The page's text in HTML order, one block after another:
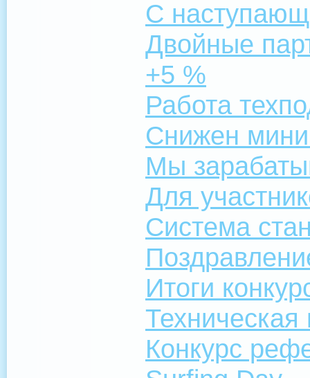
С
Двойные
+5 %
Работа
Снижен
Мы
Для
Система
Итоги
Конкурс